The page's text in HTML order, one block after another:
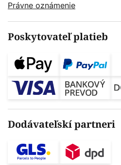
Právne oznámenie
Poskytovateľ platieb
Dodávateľskí partneri